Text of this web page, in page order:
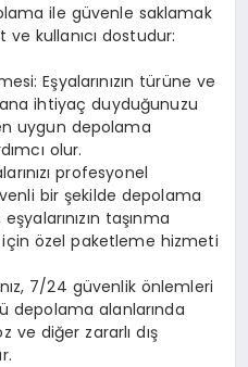
ile güvenle saklamak
kullanıcı dostudur:
Eşyalarınızın türüne ve
ihtiyaç duyduğunuzu
uygun depolama
olur.
profesyonel
bir şekilde depolama
taşınma
için özel paketleme hizmeti
7/24 güvenlik önlemleri
depolama alanlarında
ve diğer zararlı dış